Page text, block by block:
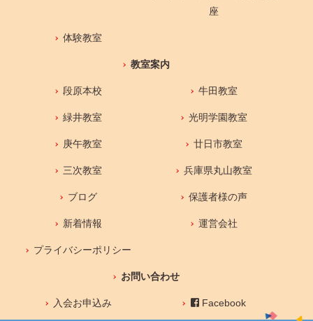
座
体験教室
教室案内
段原本校 牛田教室
緑井教室 光明学園教室
庚午教室 廿日市教室
三次教室 兵庫県丸山教室
ブログ 保護者様の声
新着情報 運営会社
プライバシーポリシー
お問い合わせ
入会お申込み Facebook